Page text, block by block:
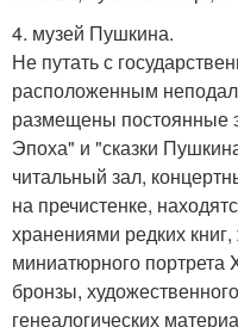
4. музей Пушкина.
Не путать с
расположенным
размещены постоянные
Эпоха" и "сказки
читальный зал,
на пречистенке,
хранениями редких
миниатюрного
бронзы,
генеалогических